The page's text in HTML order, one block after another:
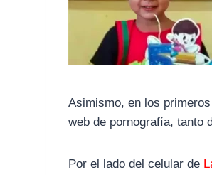
Asimismo, en los
web de pornografía, tanto
Por el lado del celular de